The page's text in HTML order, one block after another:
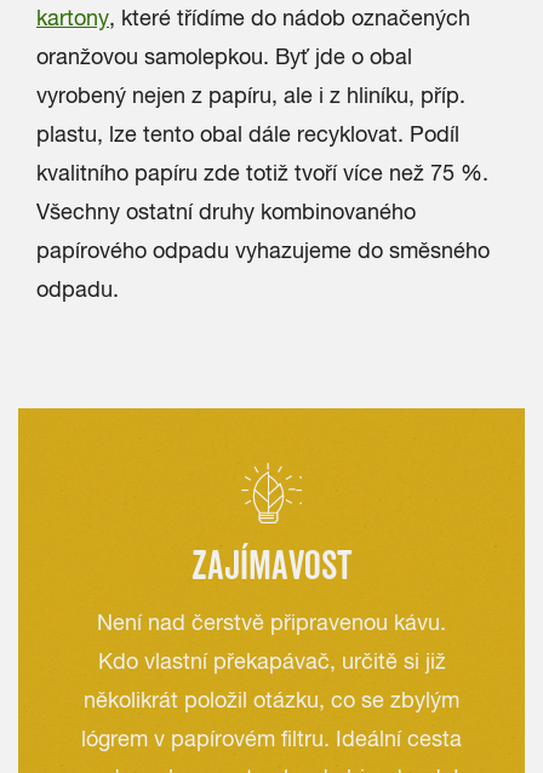
kartony, které třídíme do nádob označených
oranžovou samolepkou. Byť jde o obal
vyrobený nejen z papíru, ale i z hliníku, příp.
plastu, lze tento obal dále recyklovat. Podíl
kvalitního papíru zde totiž tvoří více než 75 %.
Všechny ostatní druhy kombinovaného
papírového odpadu vyhazujeme do směsného
odpadu.
ZAJÍMAVOST
Není nad čerstvě připravenou kávu.
Kdo vlastní překapávač, určitě si již
několikrát položil otázku, co se zbylým
lógrem v papírovém filtru. Ideální cesta